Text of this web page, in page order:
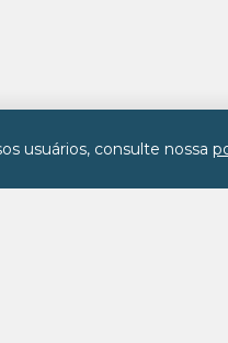
usuários, consulte nossa